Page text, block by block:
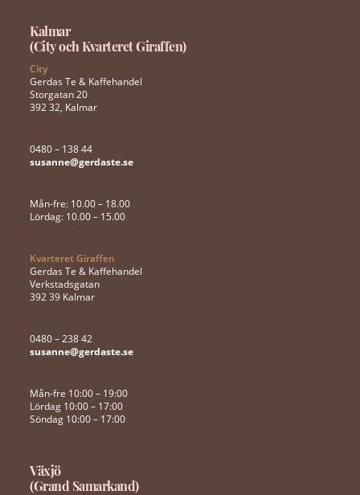
Kalmar
(City och Kvarteret Giraffen)
City
Gerdas Te & Kaffehandel
Storgatan 20
392 32, Kalmar
0480 – 138 44
susanne@gerdaste.se
Mån-fre: 10.00 – 18.00
Lördag: 10.00 – 15.00
Kvarteret Giraffen
Gerdas Te & Kaffehandel
Verkstadsgatan
392 39 Kalmar
0480 – 238 42
susanne@gerdaste.se
Mån-fre 10:00 – 19:00
Lördag 10:00 – 17:00
Söndag 10:00 – 17:00
Växjö
(Grand Samarkand)